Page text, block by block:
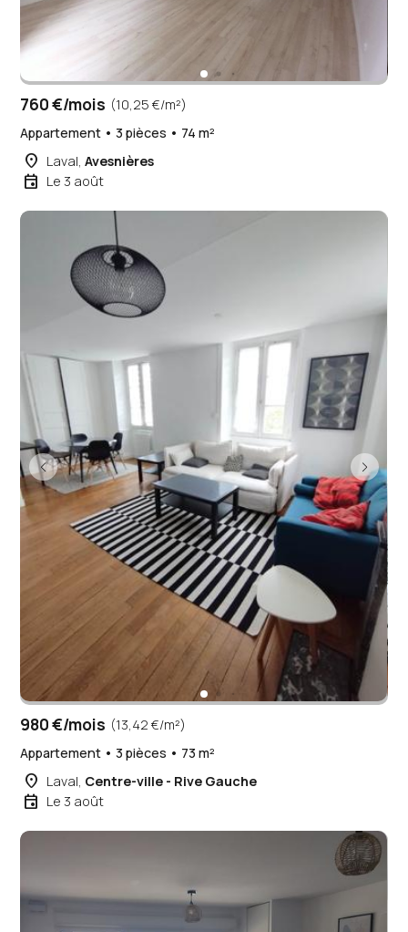
760 €/mois (10,25 €/m²)
Appartement • 3 pièces • 74 m²
place Laval,Avesnières
event Le 3 août
980 €/mois (13,42 €/m²)
Appartement • 3 pièces • 73 m²
place Laval, Centre-ville - Rive Gauche
event Le 3 août